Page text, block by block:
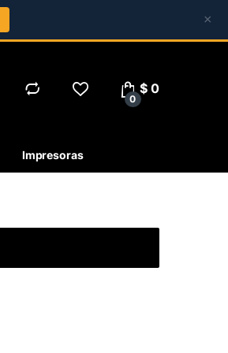
×
0
$ 0
Impresoras